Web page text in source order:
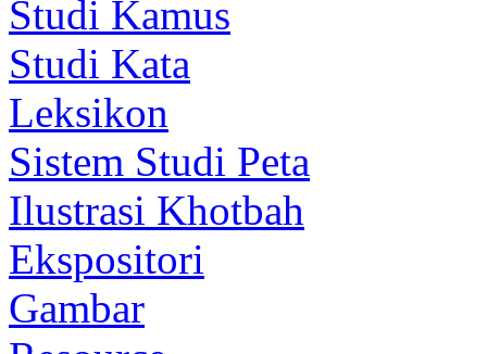
Studi Kamus
Studi Kata
Leksikon
Sistem Studi Peta
Ilustrasi Khotbah
Ekspositori
Gambar